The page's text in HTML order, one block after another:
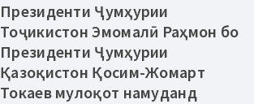
Президенти Ҷумҳурии
Тоҷикистон Эмомалӣ Раҳмон бо
Президенти Ҷумҳурии
Қазоқистон Қосим-Жомарт
Токаев мулоқот намуданд